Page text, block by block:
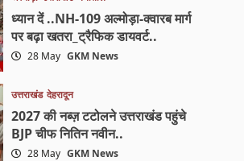
ध्यान दें ..NH-109 अल्मोड़ा-क्वारब मार्ग
पर बढ़ा खतरा_ट्रैफिक डायवर्ट..
28 May GKM News
उत्तराखंड देहरादून
2027 की नब्ज़ टटोलने उत्तराखंड पहुंचे
BJP चीफ नितिन नवीन..
28 May GKM News